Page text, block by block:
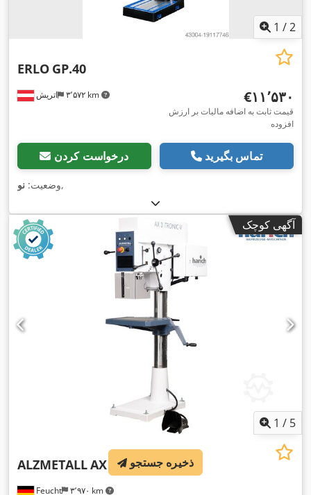
1 /2
اتریش ۳٬۵۷۲ km
ERLO GP.40
‎€۱۱٬۵۳۰
قیمت ثابت به اضافه مالیات بر ارزش
افزوده
درخواست کردن تماس بگیرید
وضعیت: نو ,
آگهی کوچک
1 / 5
Feucht ۳٬۹۷۰ km
ALZMETALLAX 3 iTRONIC-V
ذخیره جستجو